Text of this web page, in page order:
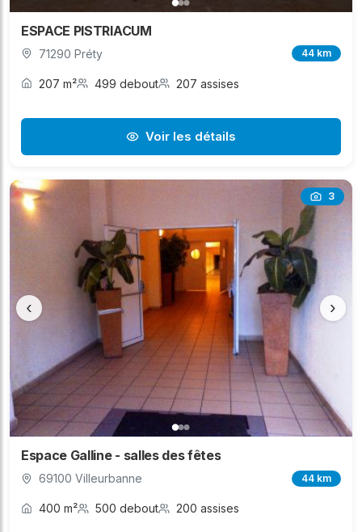
ESPACE PISTRIACUM
71290 Préty 44 km
207 m² 499 debout 207 assises
Voir les détails
3
‹ ›
Espace Galline - salles des fêtes
69100 Villeurbanne 44 km
400 m² 500 debout 200 assises